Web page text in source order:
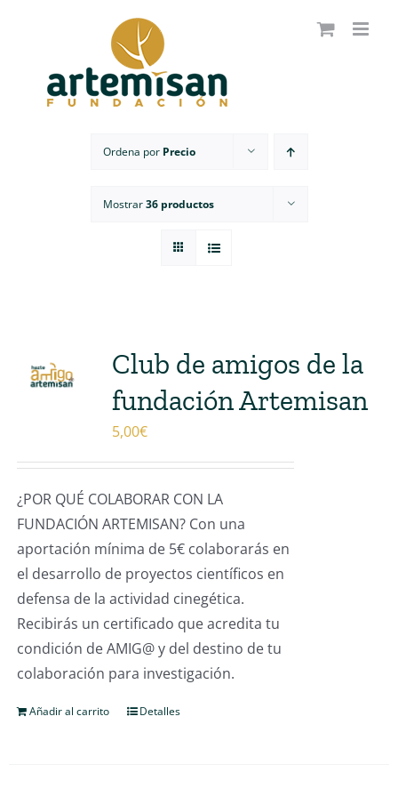
Ordena por Precio
Mostrar36 productos
Club de amigos de la
fundación Artemisan
5,00€
¿POR QUÉ COLABORAR CON LA
FUNDACIÓN ARTEMISAN? Con una
aportación mínima de 5€ colaborarás en
el desarrollo de proyectos científicos en
defensa de la actividad cinegética.
Recibirás un certificado que acredita tu
condición de AMIG@ y del destino de tu
colaboración para investigación.
Añadir al carrito Detalles